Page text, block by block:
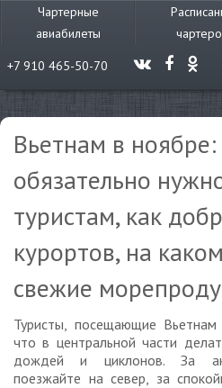
Чартерные
авиабилеты
+7 910 465-50-70
Вьетнам в ноябре:
обязательно
туристам, как
курортов, на
свежие
Туристы, посещающие
что в центральной части
дождей и циклонов. За
поезжайте на север, за